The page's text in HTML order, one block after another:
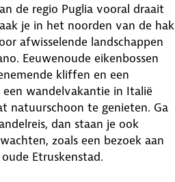
de regio Puglia vooral draait
je in het noorden van de hak
afwisselende landschappen
Eeuwenoude eikenbossen
kliffen en een
een wandelvakantie in Italië
natuurschoon te genieten. Ga
dan staan je ook
zoals een bezoek aan
Etruskenstad.